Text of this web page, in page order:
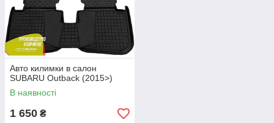
Авто килимки в салон
SUBARU Outback (2015>)
В наявності
1 650 ₴